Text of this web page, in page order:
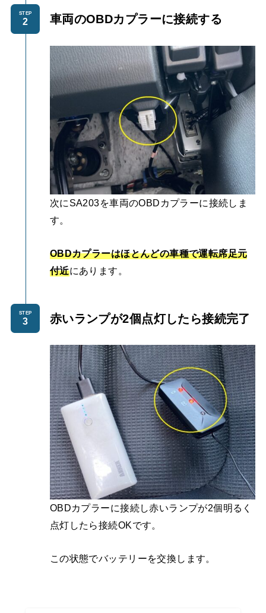
STEP 車両のOBDカプラーに接続する
次にSA203を車両のOBDカプラーに接続しま
す。
OBDカプラーはほとんどの車種で運転席足元
付近にあります。
STEP 赤いランプが2個点灯したら接続完了
OBDカプラーに接続し赤いランプが2個明るく
点灯したら接続OKです。
この状態でバッテリーを交換します。